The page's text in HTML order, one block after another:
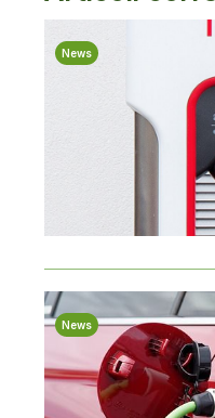
News
News